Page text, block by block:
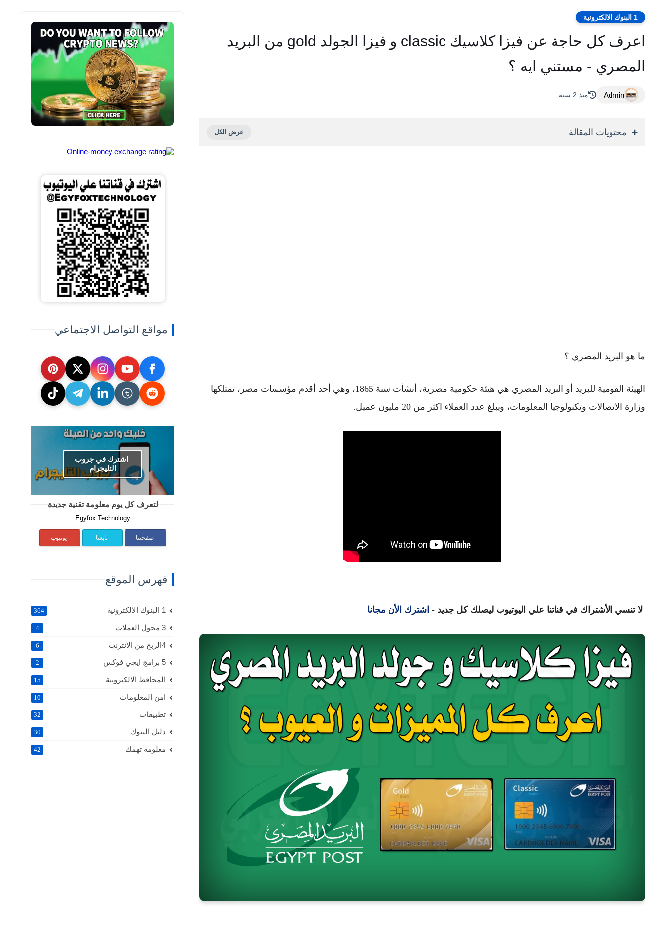
1 البنوك الالكترونية
اعرف كل حاجة عن فيزا كلاسيك classic و فيزا الجولد gold من البريد
المصري - مستني ايه ؟
Admin منذ 2 سنة
محتويات المقالة
ما هو البريد المصري ؟
الهيئة القومية للبريد أو البريد المصري هي هيئة حكومية مصرية، أنشأت سنة 1865، وهي أحد أقدم مؤسسات مصر، تمتلكها
وزارة الاتصالات وتكنولوجيا المعلومات، ويبلغ عدد العملاء اكثر من 20 مليون عميل.
لا تنسي الأشتراك في قناتنا علي اليوتيوب ليصلك كل جديد - اشترك الأن مجانا
مواقع التواصل الاجتماعي
اشترك في جروب
التليجرام
لتعرف كل يوم معلومة تقنية جديدة
Egyfox Technology
صفحتنا تابعنا يوتيوب
فهرس الموقع
1 البنوك الالكترونية 364
3 محول العملات 4
4الربح من الانترنت 6
5 برامج ايجي فوكس 2
المحافظ الالكترونية 15
امن المعلومات 10
تطبيقات 32
دليل البنوك 30
معلومة تهمك 42